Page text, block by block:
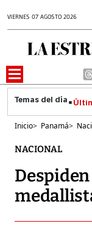
VIERNES 07 AGOSTO 2026
Inicio> Panamá>
NACIONAL
Despiden